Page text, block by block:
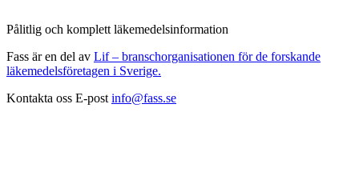
Pålitlig och komplett läkemedelsinformation
Fass är en del av Lif – branschorganisationen för de forskande
läkemedelsföretagen i Sverige.
Kontakta oss E-post info@fass.se